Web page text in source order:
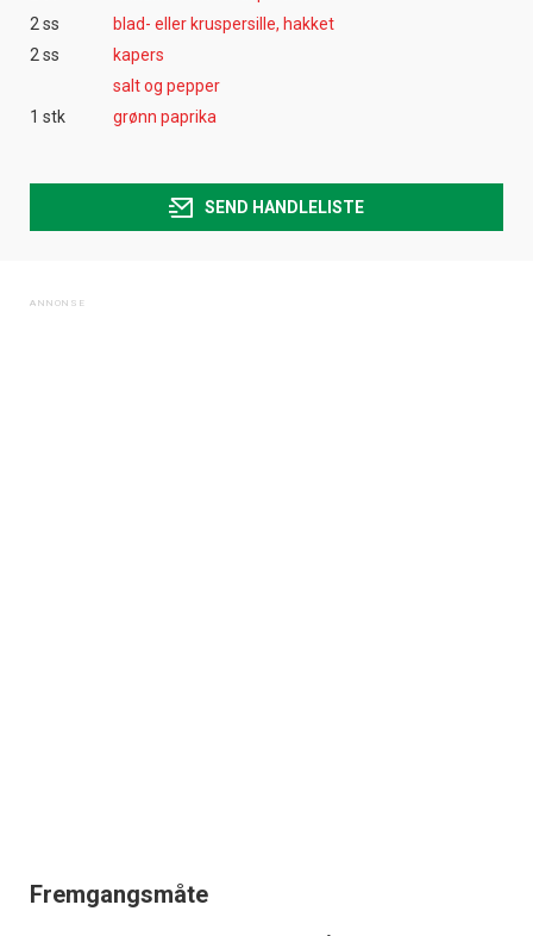
2 ss
blad- eller kruspersille, hakket
2 ss
kapers
salt og pepper
1 stk
grønn paprika
SEND HANDLELISTE
Fremgangsmåte